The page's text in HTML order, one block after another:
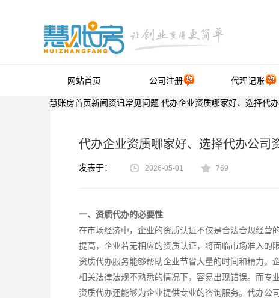
网站首页 公司注册 代理记账
慧账房首页新闻资讯常见问题 代办企业资质哪家好、选择代
代办企业资质哪家好、选择代办公司
发表于： 2026-05-01 769
一、资质代办的必要性
在市场经济中，企业的资质认证不仅是合法合规经营
提高，企业若无相应的资质认证，将面临市场准入的
资质代办服务能够帮助企业节省大量的时间和精力。
相关法律法规不熟悉的情况下，容易出现错误。而专
资质代办还能够为企业提供专业的咨询服务。代办公